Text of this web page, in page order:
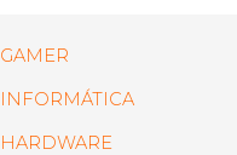
GAMER
INFORMÁTICA
HARDWARE